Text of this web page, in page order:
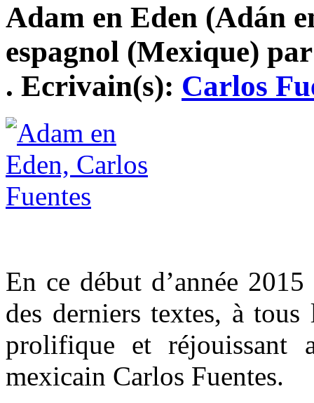
Adam en Eden (Adán
espagnol (Mexique)
. Ecrivain(s): Carlos
En ce début d’année
des derniers textes, à
prolifique et réjouissant
mexicain Carlos Fuentes.